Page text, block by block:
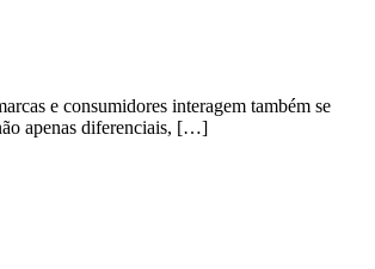
e consumidores interagem também se
apenas diferenciais, […]